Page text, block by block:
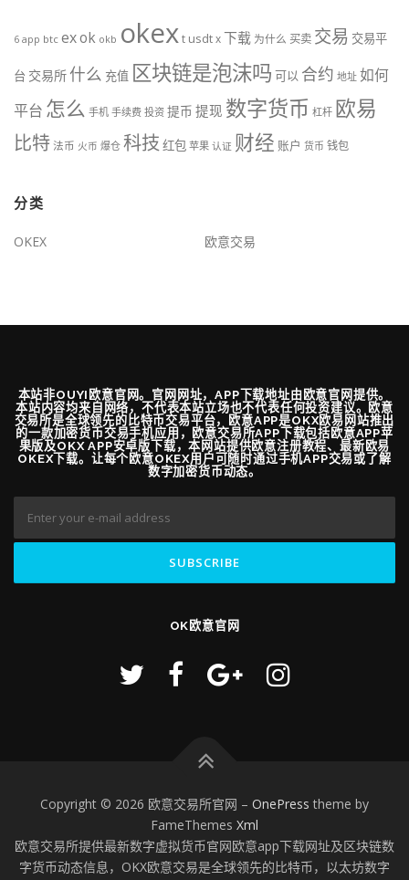
6 app btc exok okb okext usdtx下载 为什么 买卖 交易 交易平
台 交易所 什么 充值 区块链是泡沫吗 可以 合约 地址 如何
平台 怎么 手机 手续费 投资 提币 提现 数字货币 杠杆 欧易
比特法币 火币 爆仓 科技 红包 苹果 认证 财经 账户 货币 钱包
分类
OKEX 欧意交易
本站非OUYI欧意官网。官网网址，APP下载地址由欧意官网提供。
本站内容均来自网络，不代表本站立场也不代表任何投资建议。欧意
交易所是全球领先的比特币交易平台，欧意APP是OKX欧易网站推出
的一款加密货币交易手机应用，欧意交易所APP下载包括欧意APP苹
果版及OKX APP安卓版下载，本网站提供欧意注册教程、最新欧易
OKEX下载。让每个欧意OKEX用户可随时通过手机APP交易或了解
数字加密货币动态。
OK欧意官网
Copyright © 2026 欧意交易所官网 – OnePress theme by
FameThemes Xml
欧意交易所提供最新数字虚拟货币官网欧意app下载网址及区块链数
字货币动态信息，OKX欧意交易是全球领先的比特币，以太坊数字